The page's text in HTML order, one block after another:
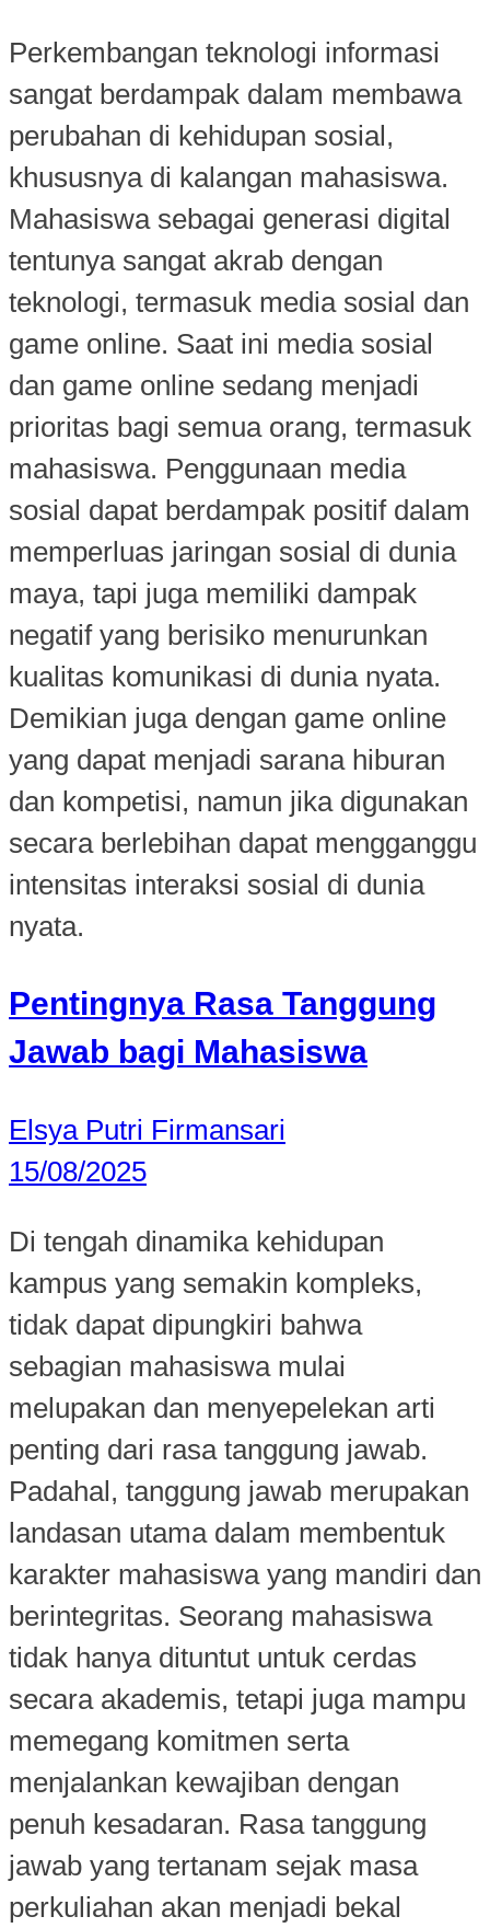
Perkembangan teknologi informasi
sangat berdampak dalam membawa
perubahan di kehidupan sosial,
khususnya di kalangan mahasiswa.
Mahasiswa sebagai generasi digital
tentunya sangat akrab dengan
teknologi, termasuk media sosial dan
game online. Saat ini media sosial
dan game online sedang menjadi
prioritas bagi semua orang, termasuk
mahasiswa. Penggunaan media
sosial dapat berdampak positif dalam
memperluas jaringan sosial di dunia
maya, tapi juga memiliki dampak
negatif yang berisiko menurunkan
kualitas komunikasi di dunia nyata.
Demikian juga dengan game online
yang dapat menjadi sarana hiburan
dan kompetisi, namun jika digunakan
secara berlebihan dapat mengganggu
intensitas interaksi sosial di dunia
nyata.
Pentingnya Rasa Tanggung
Jawab bagi Mahasiswa
Elsya Putri Firmansari
15/08/2025
Di tengah dinamika kehidupan
kampus yang semakin kompleks,
tidak dapat dipungkiri bahwa
sebagian mahasiswa mulai
melupakan dan menyepelekan arti
penting dari rasa tanggung jawab.
Padahal, tanggung jawab merupakan
landasan utama dalam membentuk
karakter mahasiswa yang mandiri dan
berintegritas. Seorang mahasiswa
tidak hanya dituntut untuk cerdas
secara akademis, tetapi juga mampu
memegang komitmen serta
menjalankan kewajiban dengan
penuh kesadaran. Rasa tanggung
jawab yang tertanam sejak masa
perkuliahan akan menjadi bekal